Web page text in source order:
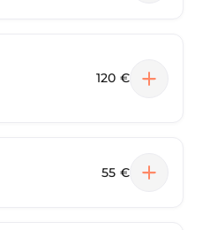
120 €
55 €